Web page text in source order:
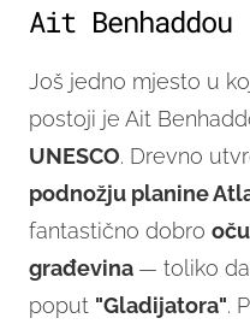
Ait Benhaddou
Još jedno mjesto u
postoji je Ait
UNESCO. Drevno
podnožju planine
fantastično dobro
građevina — toliko
poput "Gladijatora".